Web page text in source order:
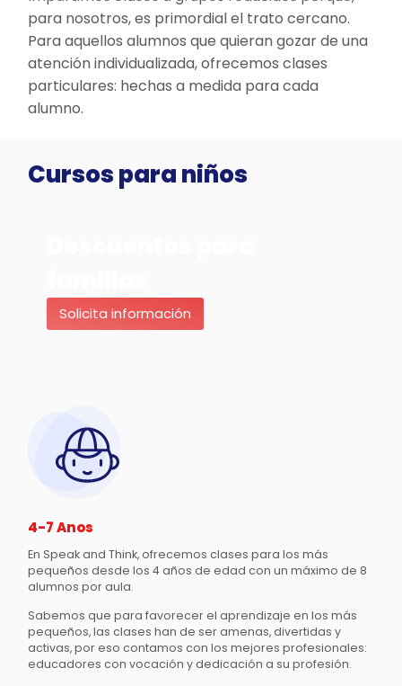
para nosotros, es primordial el trato cercano.
Para aquellos alumnos que quieran gozar de una
atención individualizada, ofrecemos clases
particulares: hechas a medida para cada
alumno.
Cursos para niños
Solicita información
4-7 Anos
En Speak and Think, ofrecemos clases para los más
pequeños desde los 4 años de edad con un máximo de 8
alumnos por aula.
Sabemos que para favorecer el aprendizaje en los más
pequeños, las clases han de ser amenas, divertidas y
activas, por eso contamos con los mejores profesionales:
educadores con vocación y dedicación a su profesión.